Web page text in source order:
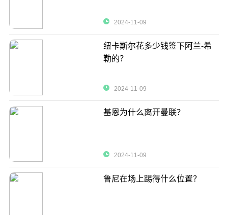
2024-11-09
纽卡斯尔花多少钱签下阿兰-希
勒的？
2024-11-09
基恩为什么离开曼联？
2024-11-09
鲁尼在场上踢得什么位置？